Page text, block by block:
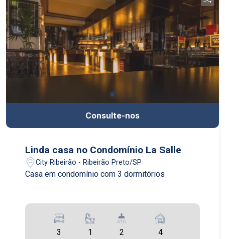
Consulte-nos
Linda casa no Condomínio La Salle
City Ribeirão - Ribeirão Preto/SP
Casa em condomínio com 3 dormitórios
3 1 2 4